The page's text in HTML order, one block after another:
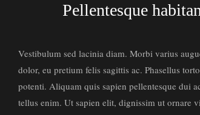
Pellentesque
Vestibulum sed lacinia diam. Morbi varius
dolor, eu pretium felis sagittis ac. Phasellus
potenti. Aliquam quis sapien pellentesque dui
tellus enim. Ut sapien elit, dignissim ut ornare